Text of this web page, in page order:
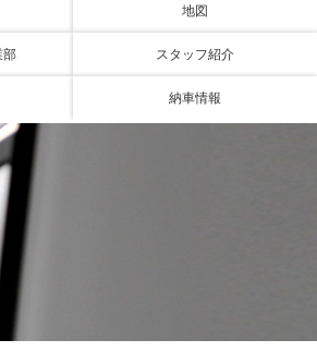
地図
部 スタッフ紹介
納車情報